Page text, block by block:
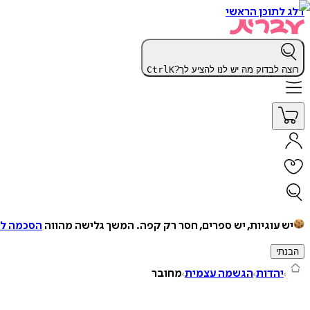
דלג לתוכן הראשי
רוצה לבדוק מה יש לנו להציע לך? CtrlK
יש עוגיות, יש ספרים, חסר רק קפה. המשך גלישה מהווה הסכמה
הבנתי
יהדות הגשמה עצמית מחובר